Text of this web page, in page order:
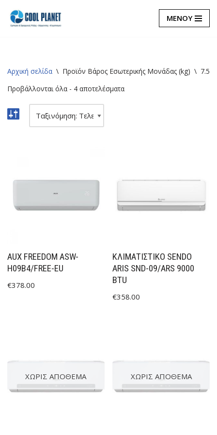
Μεταπηδήστε
ΜΕΝΟΥ
Αρχική σελίδα \ Προϊόν Βάρος Εσωτερικής Μονάδας (kg) \ 7.5
Προβάλλονται όλα - 4 αποτελέσματα
AUX FREEDOM ASW-
H09B4/FREE-EU
€378.00
ΚΛΙΜΑΤΙΣΤΙΚΟ SENDO
ARIS SND-09/ARS 9000
BTU
€358.00
ΧΩΡΊΣ ΑΠΌΘΕΜΑ ΧΩΡΊΣ ΑΠΌΘΕΜΑ